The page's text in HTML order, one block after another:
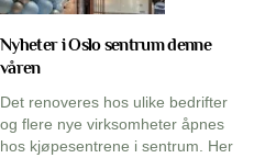
Nyheter i Oslo sentrum denne
våren
Det renoveres hos ulike bedrifter
og flere nye virksomheter åpnes
hos kjøpesentrene i sentrum. Her